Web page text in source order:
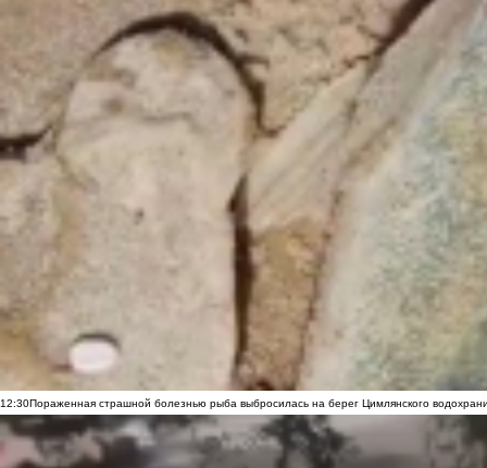
12:30Пораженная страшной болезнью рыба выбросилась на берег Цимлянского